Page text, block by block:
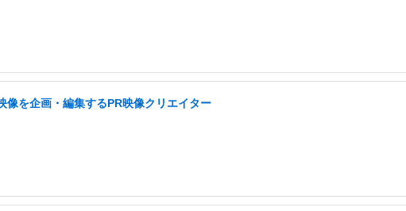
像を企画・編集するPR映像クリエイター